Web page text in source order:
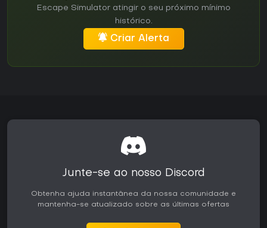
Escape Simulator atingir o seu próximo mínimo
histórico.
Criar Alerta
Junte-se ao nosso Discord
Obtenha ajuda instantânea da nossa comunidade e
mantenha-se atualizado sobre as últimas ofertas